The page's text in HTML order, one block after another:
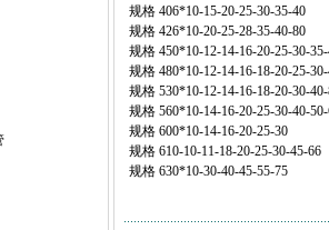
规格 406*10-15-20-25-30-35-40
规格 426*10-20-25-28-35-40-80
规格 450*10-12-14-16-20-25-30-
规格 480*10-12-14-16-18-20-25-
规格 530*10-12-14-16-18-20-30-
规格 560*10-14-16-20-25-30-40-
规格 600*10-14-16-20-25-30
规格 610-10-11-18-20-25-30-45-66
规格 630*10-30-40-45-55-75